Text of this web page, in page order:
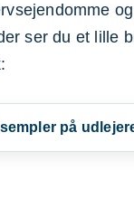
ser du et lille
på